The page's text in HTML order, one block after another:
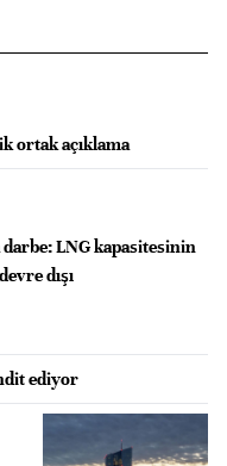
ortak açıklama
LNG kapasitesinin
dışı
ediyor